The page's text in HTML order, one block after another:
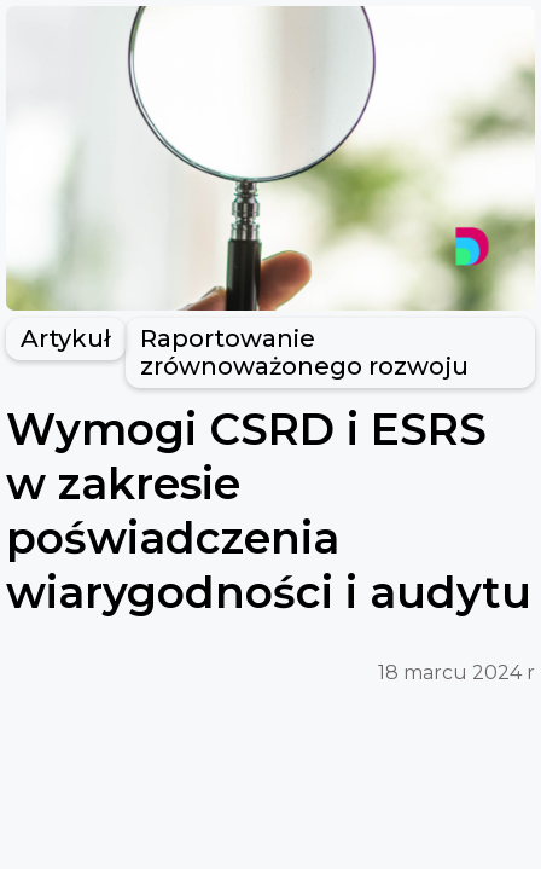
Artykuł
Raportowanie
zrównoważonego rozwoju
Wymogi CSRD i ESRS
w zakresie
poświadczenia
wiarygodności i audytu
18 marcu 2024 r